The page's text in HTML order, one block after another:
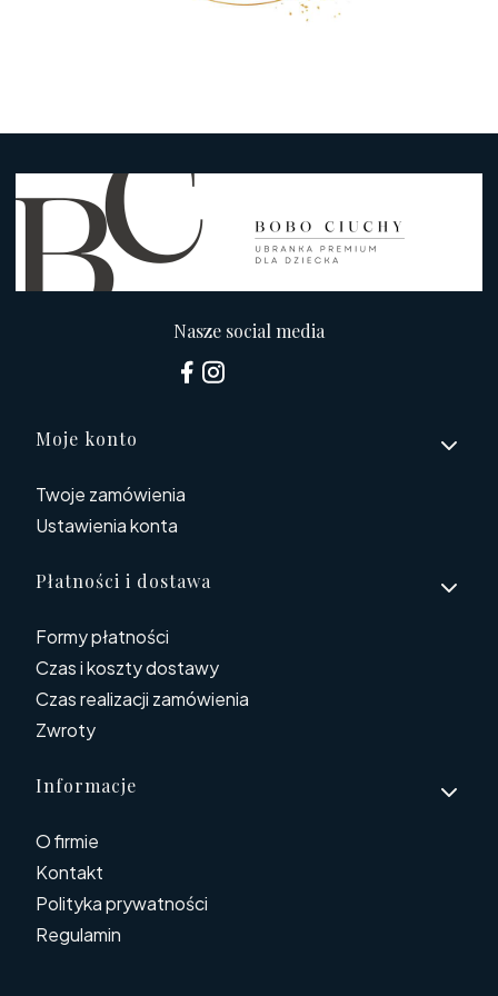
Nasze social media
Linki w stopce
Moje konto
Twoje zamówienia
Ustawienia konta
Płatności i dostawa
Formy płatności
Czas i koszty dostawy
Czas realizacji zamówienia
Zwroty
Informacje
O firmie
Kontakt
Polityka prywatności
Regulamin